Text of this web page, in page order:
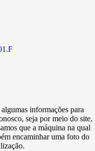
informações para
seja por meio do site,
que a máquina na qual
encaminhar uma foto do